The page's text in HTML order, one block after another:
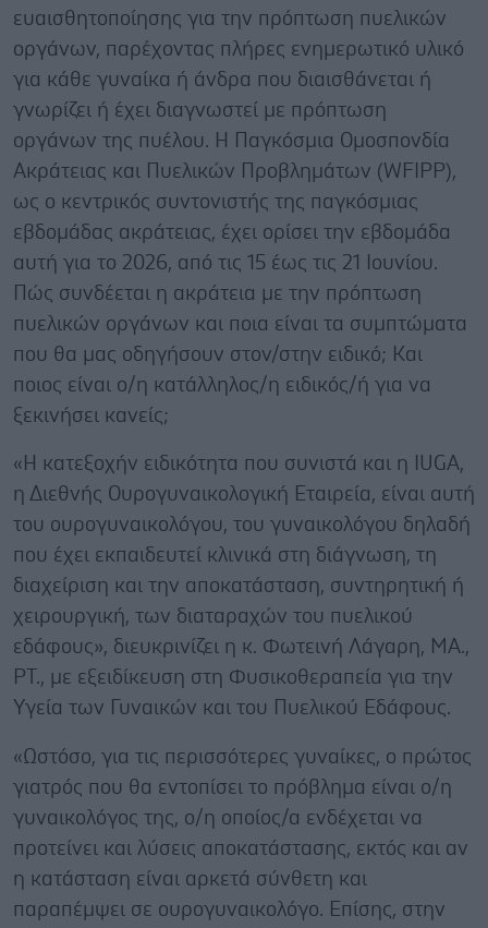
ευαισθητοποίησης για την πρόπτωση πυελικών
οργάνων, παρέχοντας πλήρες ενημερωτικό υλικό
για κάθε γυναίκα ή άνδρα που διαισθάνεται ή
γνωρίζει ή έχει διαγνωστεί με πρόπτωση
οργάνων της πυέλου. Η Παγκόσμια Ομοσπονδία
Ακράτειας και Πυελικών Προβλημάτων (WFIPP),
ως ο κεντρικός συντονιστής της παγκόσμιας
εβδομάδας ακράτειας, έχει ορίσει την εβδομάδα
αυτή για το 2026, από τις 15 έως τις 21 Ιουνίου.
Πώς συνδέεται η ακράτεια με την πρόπτωση
πυελικών οργάνων και ποια είναι τα συμπτώματα
που θα μας οδηγήσουν στον/στην ειδικό; Και
ποιος είναι ο/η κατάλληλος/η ειδικός/ή για να
ξεκινήσει κανείς;
«Η κατεξοχήν ειδικότητα που συνιστά και η IUGA,
η Διεθνής Ουρογυναικολογική Εταιρεία, είναι αυτή
του ουρογυναικολόγου, του γυναικολόγου δηλαδή
που έχει εκπαιδευτεί κλινικά στη διάγνωση, τη
διαχείριση και την αποκατάσταση, συντηρητική ή
χειρουργική, των διαταραχών του πυελικού
εδάφους», διευκρινίζει η κ. Φωτεινή Λάγαρη, MA.,
PT., με εξειδίκευση στη Φυσικοθεραπεία για την
Υγεία των Γυναικών και του Πυελικού Εδάφους.
«Ωστόσο, για τις περισσότερες γυναίκες, ο πρώτος
γιατρός που θα εντοπίσει το πρόβλημα είναι ο/η
γυναικολόγος της, ο/η οποίος/α ενδέχεται να
προτείνει και λύσεις αποκατάστασης, εκτός και αν
η κατάσταση είναι αρκετά σύνθετη και
παραπέμψει σε ουρογυναικολόγο. Επίσης, στην